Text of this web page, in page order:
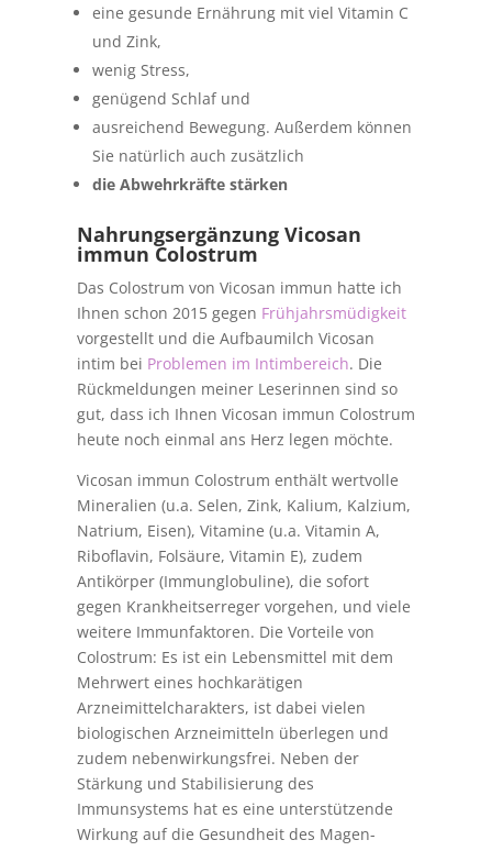
eine gesunde Ernährung mit viel Vitamin C
und Zink,
wenig Stress,
genügend Schlaf und
ausreichend Bewegung. Außerdem können
Sie natürlich auch zusätzlich
die Abwehrkräfte stärken
Nahrungsergänzung Vicosan
immun Colostrum
Das Colostrum von Vicosan immun hatte ich
Ihnen schon 2015 gegen Frühjahrsmüdigkeit
vorgestellt und die Aufbaumilch Vicosan
intim bei Problemen im Intimbereich. Die
Rückmeldungen meiner Leserinnen sind so
gut, dass ich Ihnen Vicosan immun Colostrum
heute noch einmal ans Herz legen möchte.
Vicosan immun Colostrum enthält wertvolle
Mineralien (u.a. Selen, Zink, Kalium, Kalzium,
Natrium, Eisen), Vitamine (u.a. Vitamin A,
Riboflavin, Folsäure, Vitamin E), zudem
Antikörper (Immunglobuline), die sofort
gegen Krankheitserreger vorgehen, und viele
weitere Immunfaktoren. Die Vorteile von
Colostrum: Es ist ein Lebensmittel mit dem
Mehrwert eines hochkarätigen
Arzneimittelcharakters, ist dabei vielen
biologischen Arzneimitteln überlegen und
zudem nebenwirkungsfrei. Neben der
Stärkung und Stabilisierung des
Immunsystems hat es eine unterstützende
Wirkung auf die Gesundheit des Magen-